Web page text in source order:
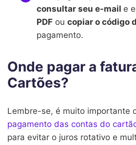
consultar seu e-mail e
PDF ou copiar o código
pagamento.
Onde pagar a
Cartões?
Lembre-se, é muito importante
pagamento das contas do
para evitar o juros rotativo e